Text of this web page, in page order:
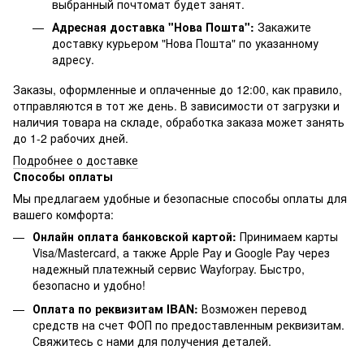
выбранный почтомат будет занят.
Адресная доставка "Нова Пошта": Закажите
доставку курьером "Нова Пошта" по указанному
адресу.
Заказы, оформленные и оплаченные до 12:00, как правило,
отправляются в тот же день. В зависимости от загрузки и
наличия товара на складе, обработка заказа может занять
до 1-2 рабочих дней.
Подробнее о доставке
Способы оплаты
Мы предлагаем удобные и безопасные способы оплаты для
вашего комфорта:
Онлайн оплата банковской картой: Принимаем карты
Visa/Mastercard, а также Apple Pay и Google Pay через
надежный платежный сервис Wayforpay. Быстро,
безопасно и удобно!
Оплата по реквизитам IBAN: Возможен перевод
средств на счет ФОП по предоставленным реквизитам.
Свяжитесь с нами для получения деталей.